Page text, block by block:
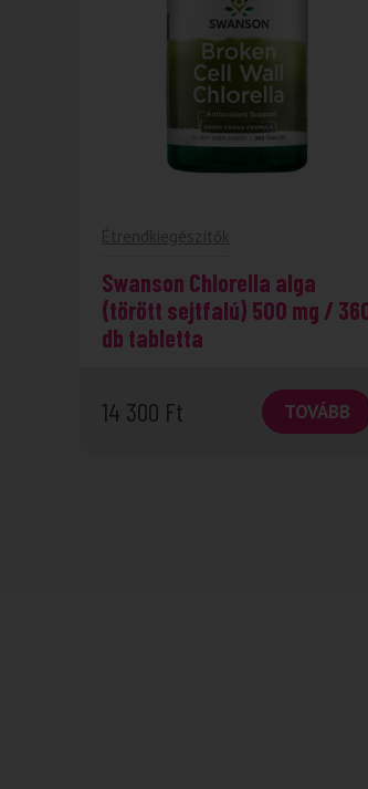
Swanson Chlorella alga
(törött sejtfalú) 500 mg /
db tabletta
14 300 Ft TOVÁBB